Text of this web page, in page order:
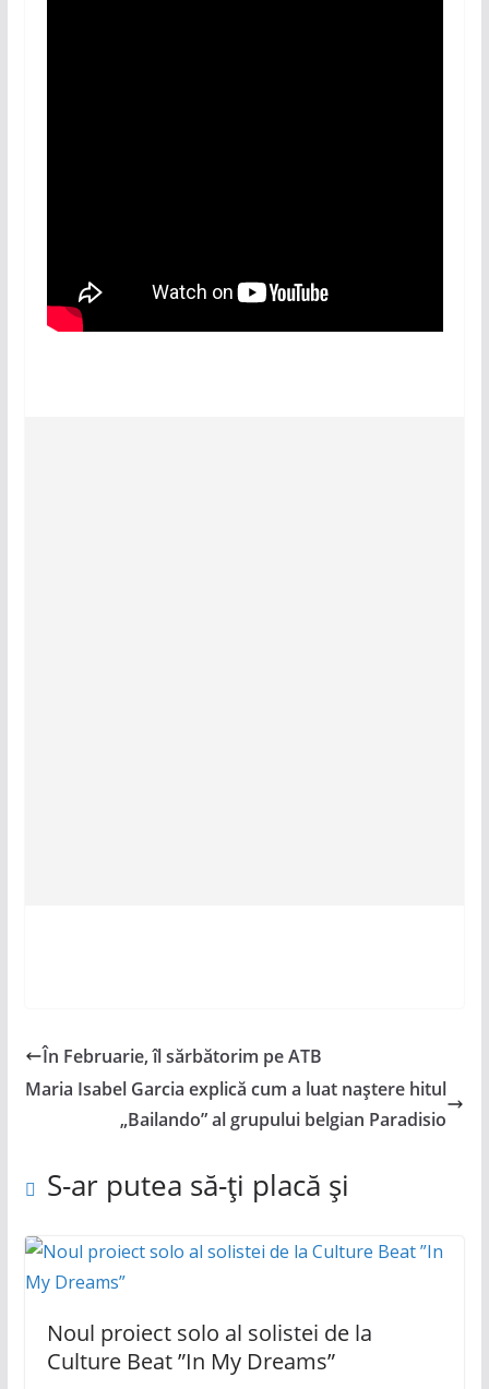
În Februarie, îl sărbătorim pe ATB
Maria Isabel Garcia explică cum a luat naștere hitul
„Bailando” al grupului belgian Paradisio
S-ar putea să-ți placă și
Noul proiect solo al solistei de la
Culture Beat ”In My Dreams”